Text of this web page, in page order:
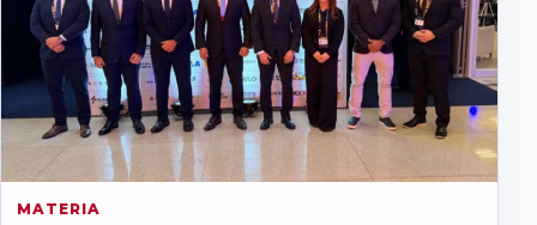
MATERIA